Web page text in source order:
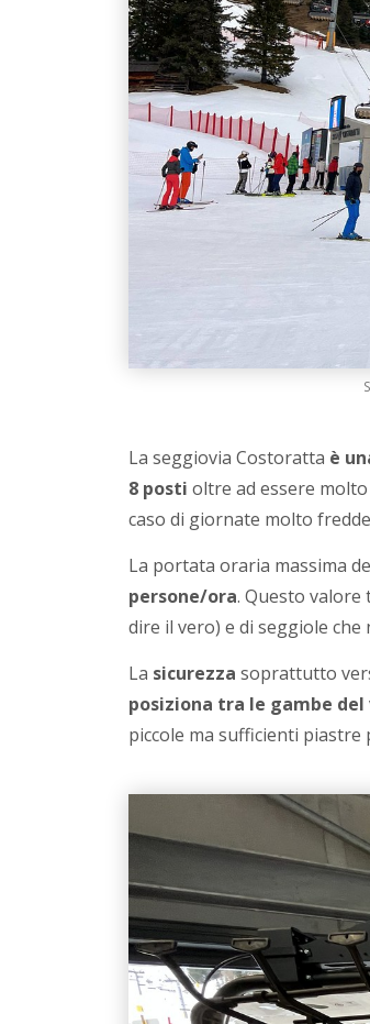
La seggiovia Costoratta è
8 posti oltre ad essere molto
caso di giornate molto
La portata oraria massima
persone/ora. Questo
dire il vero) e di seggiole
La sicurezza soprattutto
posiziona tra le gambe
piccole ma sufficienti piastre